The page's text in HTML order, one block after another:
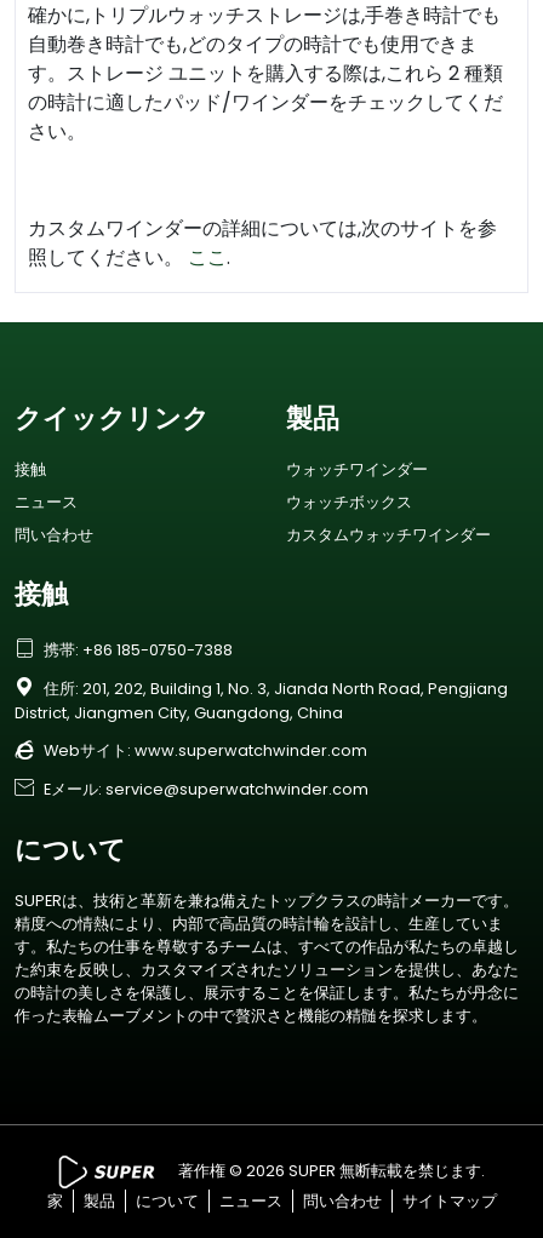
確かに,トリプルウォッチストレージは,手巻き時計でも
自動巻き時計でも,どのタイプの時計でも使用できま
す。ストレージ ユニットを購入する際は,これら 2 種類
の時計に適したパッド/ワインダーをチェックしてくだ
さい。
カスタムワインダーの詳細については,次のサイトを参
照してください。 ここ.
クイックリンク
接触
ニュース
問い合わせ
製品
ウォッチワインダー
ウォッチボックス
カスタムウォッチワインダー
接触
 携帯: +86 185-0750-7388

住所: 201, 202, Building 1, No. 3, Jianda North Road, Pengjiang
District, Jiangmen City, Guangdong, China
 Webサイト: www.superwatchwinder.com
 Eメール: service@superwatchwinder.com
について
SUPERは、技術と革新を兼ね備えたトップクラスの時計メーカーです。
精度への情熱により、内部で高品質の時計輪を設計し、生産していま
す。私たちの仕事を尊敬するチームは、すべての作品が私たちの卓越し
た約束を反映し、カスタマイズされたソリューションを提供し、あなた
の時計の美しさを保護し、展示することを保証します。私たちが丹念に
作った表輪ムーブメントの中で贅沢さと機能の精髄を探求します。
著作権 © 2026 SUPER 無断転載を禁じます.
家
製品 について ニュース 問い合わせ サイトマップ